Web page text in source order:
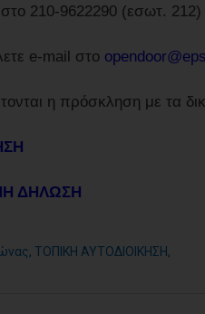
210-9622290 (εσωτ.
e-mail στο
η πρόσκληση με τα
ΔΗΛΩΣΗ
, ΤΟΠΙΚΗ ΑΥΤΟΔΙΟΙΚΗΣΗ,